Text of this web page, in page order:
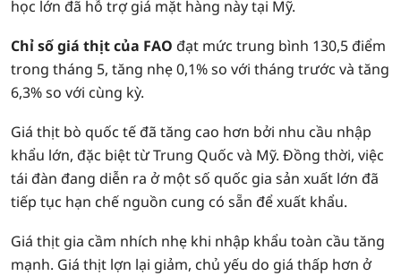
học lớn đã hỗ trợ giá mặt hàng này tại Mỹ.
Chỉ số giá thịt của FAO đạt mức trung bình 130,5 điểm
trong tháng 5, tăng nhẹ 0,1% so với tháng trước và tăng
6,3% so với cùng kỳ.
Giá thịt bò quốc tế đã tăng cao hơn bởi nhu cầu nhập
khẩu lớn, đặc biệt từ Trung Quốc và Mỹ. Đồng thời, việc
tái đàn đang diễn ra ở một số quốc gia sản xuất lớn đã
tiếp tục hạn chế nguồn cung có sẵn để xuất khẩu.
Giá thịt gia cầm nhích nhẹ khi nhập khẩu toàn cầu tăng
mạnh. Giá thịt lợn lại giảm, chủ yếu do giá thấp hơn ở